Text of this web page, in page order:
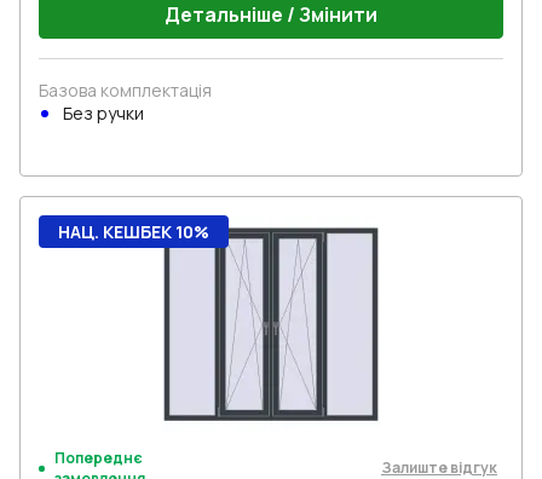
Детальніше / Змінити
Базова комплектація
Без ручки
НАЦ. КЕШБЕК 10%
Попереднє
Залиште відгук